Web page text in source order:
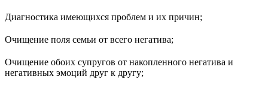
Диагностика имеющихся проблем и их причин;
Очищение поля семьи от всего негатива;
Очищение обоих супругов от накопленного негатива и
негативных эмоций друг к другу;